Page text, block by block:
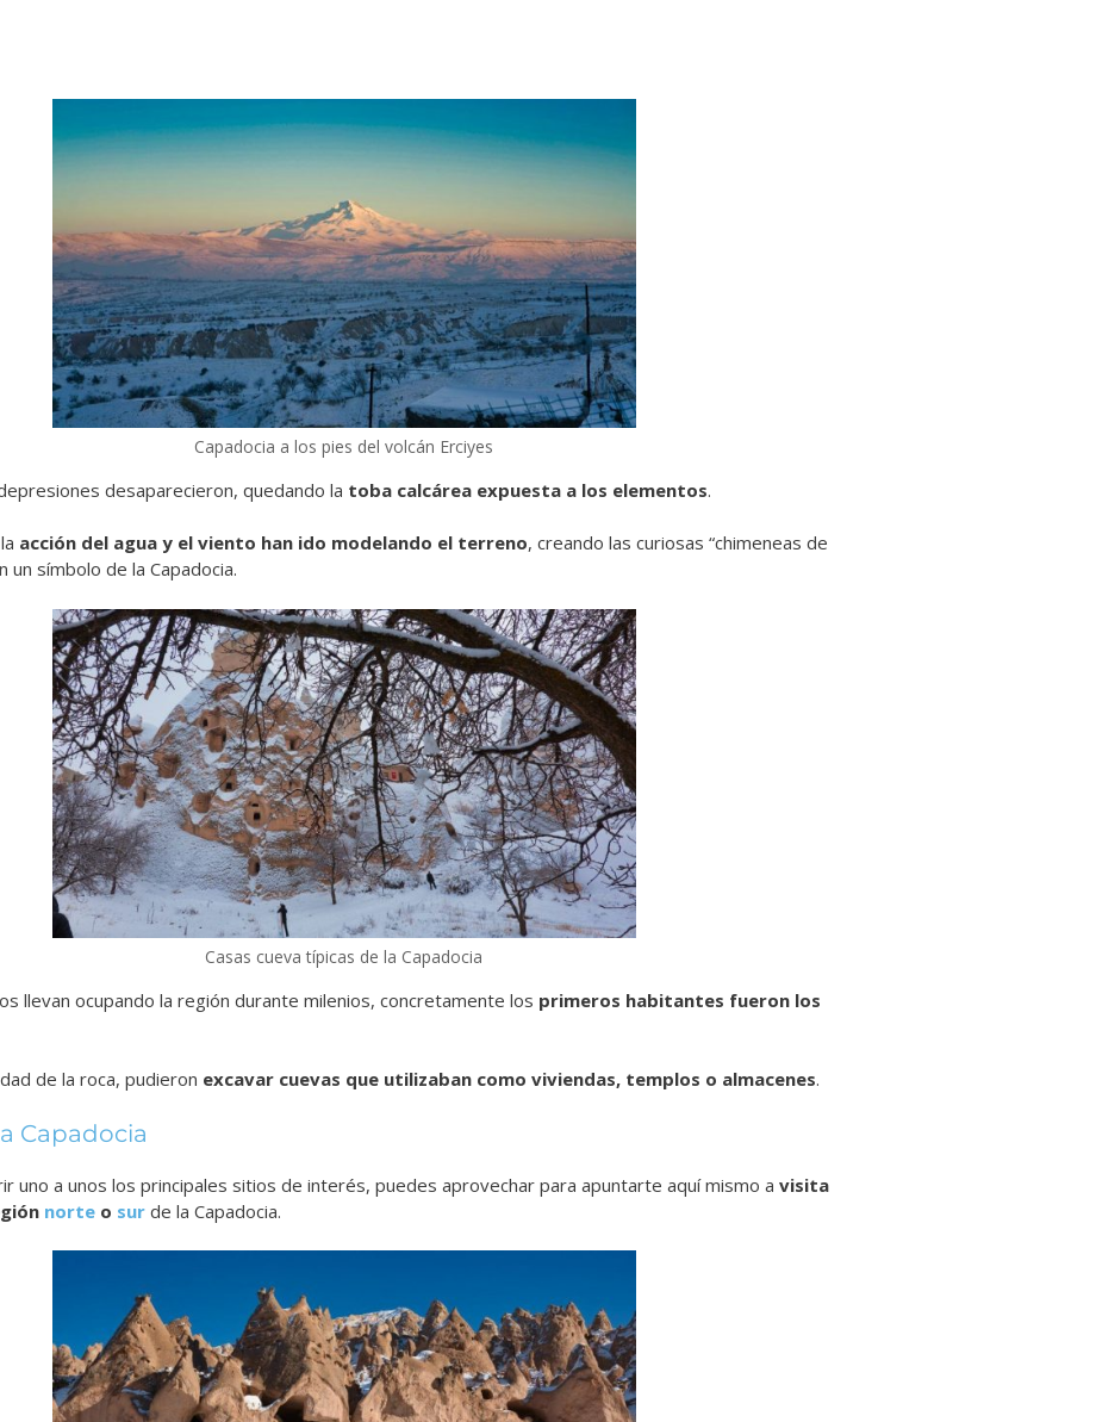
Capadocia a los pies del volcán Erciyes
desaparecieron, quedando la toba calcárea expuesta a los elementos.
acción del agua y el viento han ido modelando el terreno, creando las curiosas “chimeneas de
un símbolo de la Capadocia.
Casas cueva típicas de la Capadocia
llevan ocupando la región durante milenios, concretamente los primeros habitantes fueron los
de la roca, pudieron excavar cuevas que utilizaban como viviendas, templos o almacenes.
Capadocia
uno a unos los principales sitios de interés, puedes aprovechar para apuntarte aquí mismo a visita
norte o sur de la Capadocia.